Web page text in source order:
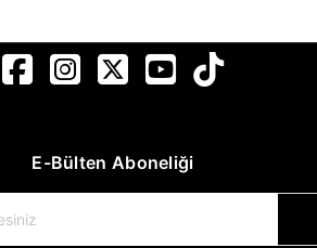
E-Bülten Aboneliği